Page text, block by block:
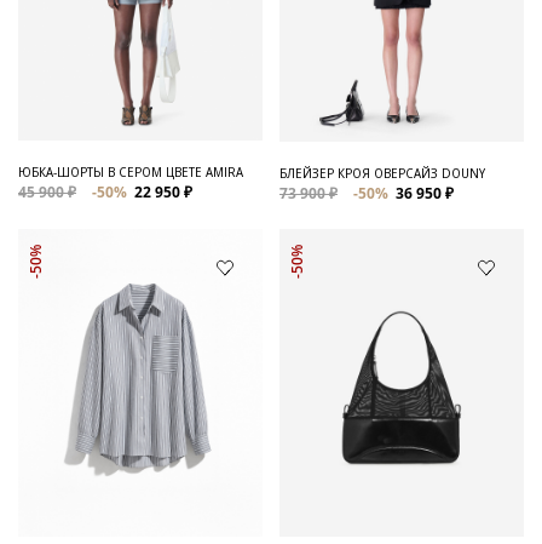
ЮБКА-ШОРТЫ В СЕРОМ ЦВЕТЕ AMIRA
45 900 ₽ -50% 22 950 ₽
БЛЕЙЗЕР КРОЯ ОВЕРСАЙЗ DOUNY
73 900 ₽ -50% 36 950 ₽
-50% -50%